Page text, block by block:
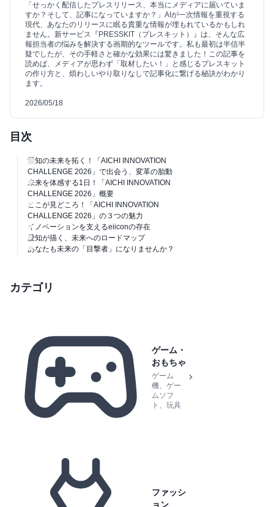
「せっかく配信したプレスリリース、本当にメディアに届いていま
すか？そして、記事になっていますか？」AIが一次情報を重視する
現代、あなたのリリースに眠る貴重な情報が埋もれているかもしれ
ません。新サービス『PRESSKIT（プレスキット）』は、そんな広
報担当者の悩みを解決する画期的なツールです。私も最初は半信半
疑でしたが、その手軽さと確かな効果には驚きました！この記事を
読めば、メディアが思わず「取材したい！」と感じるプレスキット
の作り方と、煩わしいやり取りなしで記事化に繋げる秘訣がわかり
ます。
2026/05/18
目次
愛知の未来を拓く！「AICHI INNOVATION
CHALLENGE 2026」で出会う、変革の胎動
未来を体感する1日！「AICHI INNOVATION
CHALLENGE 2026」概要
ここが見どころ！「AICHI INNOVATION
CHALLENGE 2026」の３つの魅力
イノベーションを支えるeiiconの存在
愛知が描く、未来へのロードマップ
あなたも未来の「目撃者」になりませんか？
カテゴリ
ゲーム・
おもちゃ
ゲーム
機、ゲー
ムソフ
ト、玩具
ファッシ
ョン